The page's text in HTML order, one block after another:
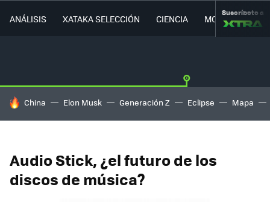
ANÁLISIS XATAKA SELECCIÓN CIENCIA MOVILIDAD
Suscríbete a
HOY SE HABLA DE
China Elon Musk Generación Z Eclipse Mapa
Audio Stick, ¿el futuro de los
discos de música?